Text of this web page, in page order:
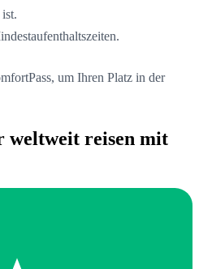
um Ihren Platz in der
weltweit reisen mit